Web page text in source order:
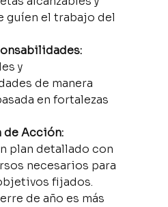
guíen el trabajo del
y
de manera
en fortalezas
de Acción:
plan detallado con
necesarios para
fijados.
de año es más